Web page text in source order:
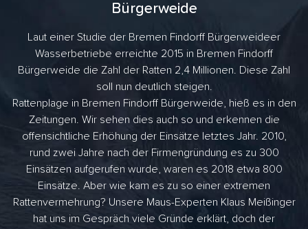
Bürgerweide
Laut einer Studie der Bremen Findorff Bürgerweideer
Wasserbetriebe erreichte 2015 in Bremen Findorff
Bürgerweide die Zahl der Ratten 2,4 Millionen. Diese Zahl
soll nun deutlich steigen.
Rattenplage in Bremen Findorff Bürgerweide, hieß es in den
Zeitungen. Wir sehen dies auch so und erkennen die
offensichtliche Erhöhung der Einsätze letztes Jahr. 2010,
rund zwei Jahre nach der Firmengründung es zu 300
Einsätzen aufgerufen wurde, waren es 2018 etwa 800
Einsätze. Aber wie kam es zu so einer extremen
Rattenvermehrung? Unsere Maus-Experten Klaus Meißinger
hat uns im Gespräch viele Gründe erklärt, doch der